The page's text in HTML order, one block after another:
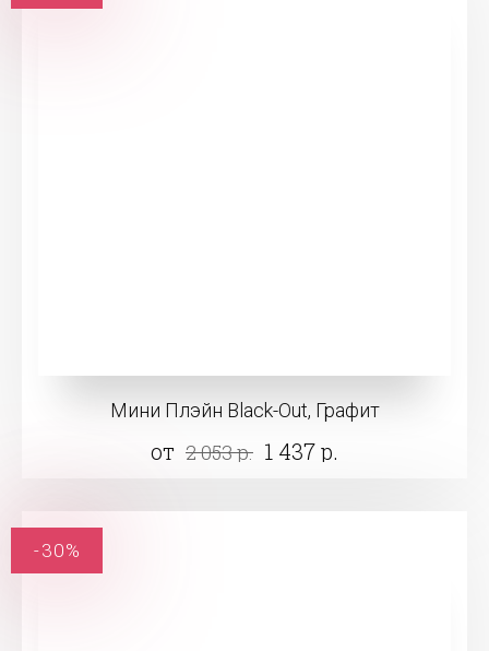
Мини Плэйн Black-Out, Графит
от 2 053 р. 1 437 р.
-30%